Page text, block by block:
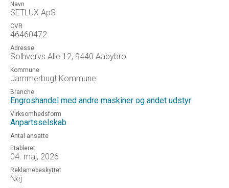
Navn
SETLUX ApS
CVR
46460472
Adresse
Solhvervs Alle 12, 9440 Aabybro
Kommune
Jammerbugt Kommune
Branche
Engroshandel med andre maskiner og andet udstyr
Virksomhedsform
Anpartsselskab
Antal ansatte
Etableret
04. maj, 2026
Reklamebeskyttet
Nej